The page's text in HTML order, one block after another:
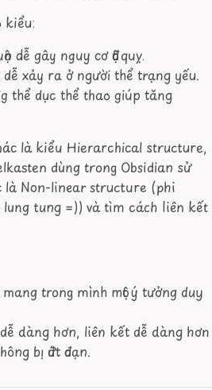
kiểu:
dễ gây nguy cơ đột quỵ.
dễ xảy ra ở người thể trạng yếu.
thể dục thể thao giúp tăng
là kiểu Hierarchical structure,
dùng trong Obsidian sử
là Non-linear structure (phi
lung tung =)) và tìm cách liên kết
mang trong mình một ý tưởng duy
dễ dàng hơn, liên kết dễ dàng hơn
bị đứt đoạn.